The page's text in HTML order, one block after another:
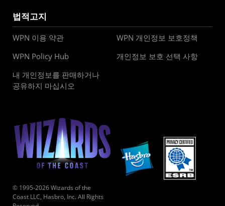
법적고지
WPN 이용 약관
WPN 개인정보 보호정책
WPN Policy Hub
개인정보 보호 선택 사항
내 개인정보를 판매하거나
공유하지 마십시오
© 1995-2026 Wizards of the
Coast LLC, Hasbro, Inc. All Rights